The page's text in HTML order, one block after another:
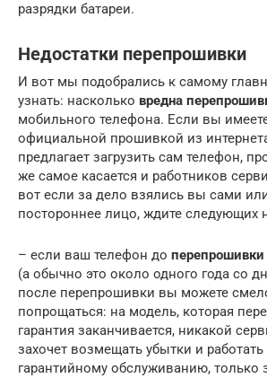
разрядки батареи.
Недостатки перепрошивки
И вот мы подобрались к самому
узнать: насколько вредна
мобильного телефона. Если вы
официальной прошивкой из
предлагает загрузить сам телефон,
же самое касается и работников
вот если за дело взялись вы сами
постороннее лицо, ждите следующих
– если ваш телефон до перепрошивки
(а обычно это около одного года со
после перепрошивки вы можете
попрощаться: на модель, которая
гарантия заканчивается, никакой
захочет возмещать убытки и
гарантийному обслуживанию, только